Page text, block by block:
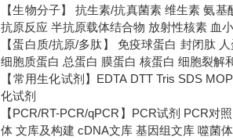
【生物分子】 抗生素/抗真菌素 维生素 氨
抗原反应 半抗原载体结合物 放射性核素 血
【蛋白质/抗原/多肽】 免疫球蛋白 封闭肽
细胞质蛋白 总蛋白 膜蛋白 核蛋白 细胞裂解
【常用生化试剂】EDTA DTT Tris SDS
化试剂
【PCR/RT-PCR/qPCR】PCR试剂 PCR对
体 文库及构建 cDNA文库 基因组文库 噬菌